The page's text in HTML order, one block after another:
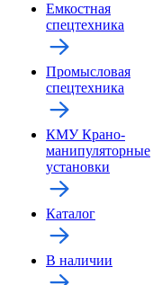
Емкостная
спецтехника
Промысловая
спецтехника
КМУ Крано-
манипуляторные
установки
Каталог
В наличии